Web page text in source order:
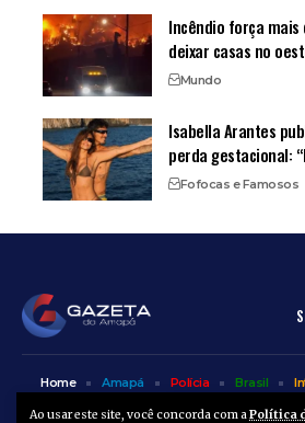
Ao usar este site, você concorda com aPolítica
Incêndio força mais
deixar casas no
Mundo
Isabella Arantes
perda gestacional:
Fofocas e Famosos
Home Amapá Polícia Brasil
Bem Estar